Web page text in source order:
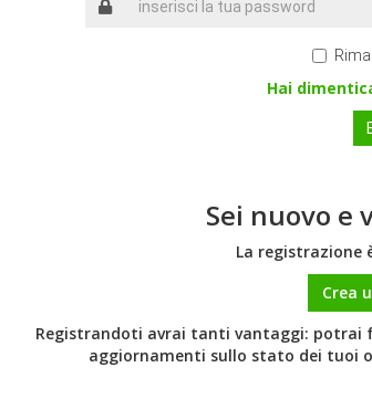
Hai
Sei nuovo e
La registrazione
Crea
Registrandoti avrai tanti vantaggi: potrai
aggiornamenti sullo stato dei tuoi